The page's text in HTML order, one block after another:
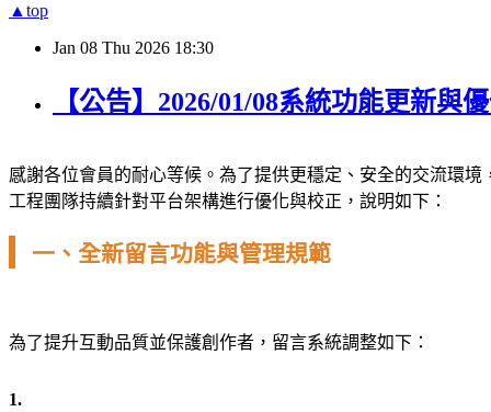
▲top
Jan 08 Thu 2026 18:30
【公告】2026/01/08系統功能更新與
感謝各位會員的耐心等候。為了提供更穩定、安全的交流環境
工程團隊持續針對平台架構進行優化與校正，說明如下：
一、全新留言功能與管理規範
為了提升互動品質並保護創作者，留言系統調整如下：
1.